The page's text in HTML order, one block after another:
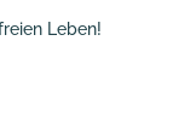
Leben!